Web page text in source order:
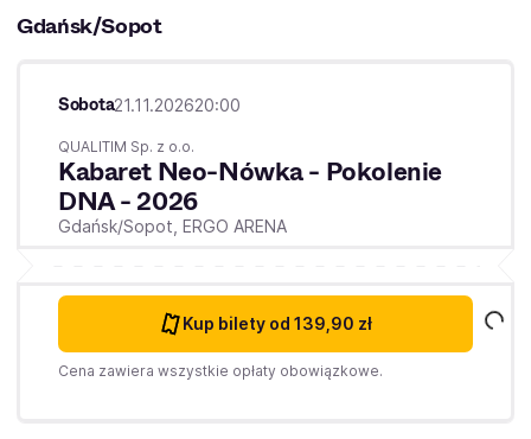
Gdańsk/Sopot
Sobota21.11.202620:00
QUALITIM Sp. z o.o.
Kabaret Neo-Nówka - Pokolenie
DNA - 2026
Gdańsk/Sopot, ERGO ARENA
Kup bilety od 139,90 zł
Cena zawiera wszystkie opłaty obowiązkowe.